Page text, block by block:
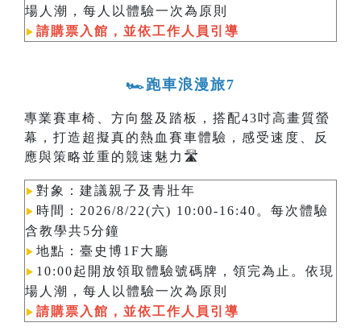
場人潮，每人以體驗一次為原則​​​​​​
▶︎ 請購票入館，並依工作人員引導
🏎️跑車浪漫旅7
專業賽車椅、方向盤及踏板，搭配43吋高畫質螢
幕，打造超擬真的熱血賽車體驗，感受速度、反
應與策略並重的競速魅力🛣️
▶︎ 對象：建議親子及青壯年
▶︎ 時間：2026/8/22(六) 10:00-16:40。每次體驗
含教學共5分鐘
▶︎ 地點：臺史博1F大廳
▶︎ 10:00起開放領取體驗號碼牌，領完為止。依現
場人潮，每人以體驗一次為原則​​​​​​
▶︎ 請購票入館，並依工作人員引導